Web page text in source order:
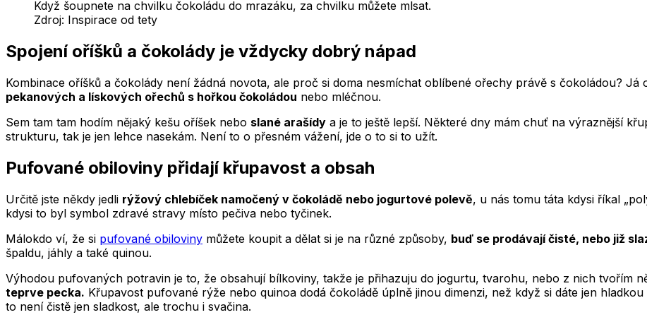
Když šoupnete na chvilku čokoládu do mrazáku, za chvilku můžete mlsat.
Zdroj: Inspirace od tety
Spojení oříšků a čokolády je vždycky dobrý nápad
Kombinace oříšků a čokolády není žádná novota, ale proč si doma nesmíchat oblíbené ořechy právě s čokoládou? Já
pekanových a lískových ořechů s hořkou čokoládou nebo mléčnou.
Sem tam tam hodím nějaký kešu oříšek nebo slané arašídy a je to ještě lepší. Některé dny mám chuť na výraznější
strukturu, tak je jen lehce nasekám. Není to o přesném vážení, jde o to si to užít.
Pufované obiloviny přidají křupavost a obsah
Určitě jste někdy jedli rýžový chlebíček namočený v čokoládě nebo jogurtové polevě, u nás tomu táta kdysi říkal
kdysi to byl symbol zdravé stravy místo pečiva nebo tyčinek.
Málokdo ví, že si pufované obiloviny můžete koupit a dělat si je na různé způsoby, buď se prodávají čisté, nebo již
špaldu, jáhly a také quinou.
Výhodou pufovaných potravin je to, že obsahují bílkoviny, takže je přihazuju do jogurtu, tvarohu, nebo z nich tvořím
teprve pecka. Křupavost pufované rýže nebo quinoa dodá čokoládě úplně jinou dimenzi, než když si dáte jen
to není čistě jen sladkost, ale trochu i svačina.